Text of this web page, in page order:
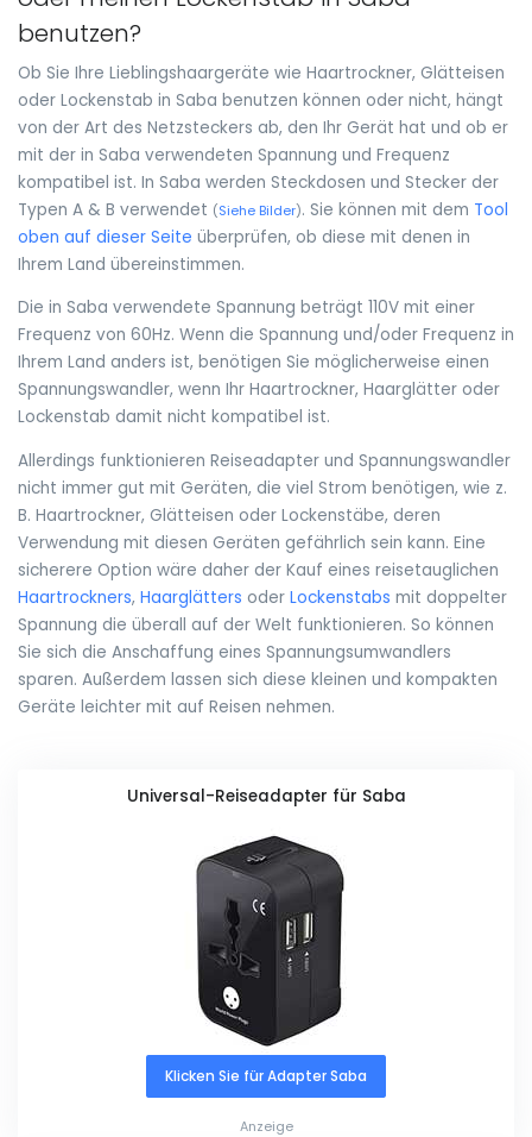
benutzen?
Ob Sie Ihre Lieblingshaargeräte wie Haartrockner, Glätteisen
oder Lockenstab in Saba benutzen können oder nicht, hängt
von der Art des Netzsteckers ab, den Ihr Gerät hat und ob er
mit der in Saba verwendeten Spannung und Frequenz
kompatibel ist. In Saba werden Steckdosen und Stecker der
Typen A & B verwendet (Siehe Bilder). Sie können mit dem Tool
oben auf dieser Seite überprüfen, ob diese mit denen in
Ihrem Land übereinstimmen.
Die in Saba verwendete Spannung beträgt 110V mit einer
Frequenz von 60Hz. Wenn die Spannung und/oder Frequenz in
Ihrem Land anders ist, benötigen Sie möglicherweise einen
Spannungswandler, wenn Ihr Haartrockner, Haarglätter oder
Lockenstab damit nicht kompatibel ist.
Allerdings funktionieren Reiseadapter und Spannungswandler
nicht immer gut mit Geräten, die viel Strom benötigen, wie z.
B. Haartrockner, Glätteisen oder Lockenstäbe, deren
Verwendung mit diesen Geräten gefährlich sein kann. Eine
sicherere Option wäre daher der Kauf eines reisetauglichen
Haartrockners, Haarglätters oder Lockenstabs mit doppelter
Spannung die überall auf der Welt funktionieren. So können
Sie sich die Anschaffung eines Spannungsumwandlers
sparen. Außerdem lassen sich diese kleinen und kompakten
Geräte leichter mit auf Reisen nehmen.
Universal-Reiseadapter für Saba
Klicken Sie für Adapter Saba
Anzeige